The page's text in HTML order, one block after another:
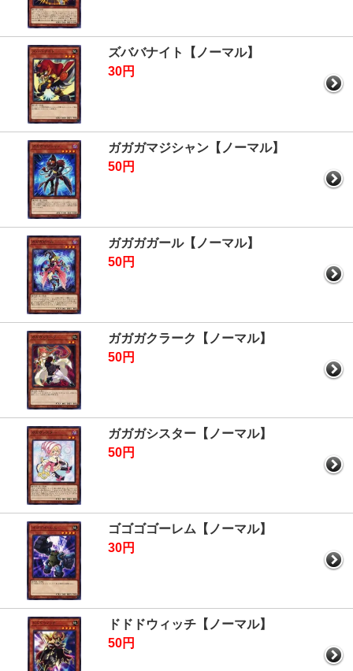
ズババナイト【ノーマル】
30円
ガガガマジシャン【ノーマル】
50円
ガガガガール【ノーマル】
50円
ガガガクラーク【ノーマル】
50円
ガガガシスター【ノーマル】
50円
ゴゴゴゴーレム【ノーマル】
30円
ドドドウィッチ【ノーマル】
50円